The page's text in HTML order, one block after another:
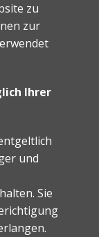
zu
zur
Ihrer
und
Sie